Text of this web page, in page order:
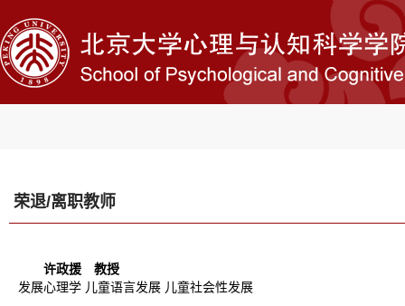
荣退/离职教师
许政援
教授
发展心理学 儿童语言发展 儿童社会性发展